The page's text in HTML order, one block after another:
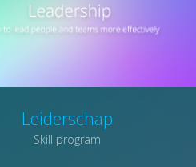
Leiderschap
Skill program